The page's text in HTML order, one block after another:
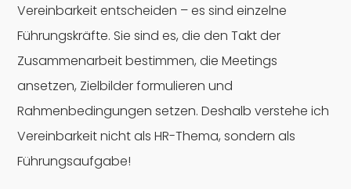
Vereinbarkeit entscheiden – es sind einzelne
Führungskräfte. Sie sind es, die den Takt der
Zusammenarbeit bestimmen, die Meetings
ansetzen, Zielbilder formulieren und
Rahmenbedingungen setzen. Deshalb verstehe ich
Vereinbarkeit nicht als HR-Thema, sondern als
Führungsaufgabe!